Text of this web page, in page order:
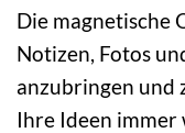
Die magnetische
Notizen, Fotos
anzubringen und
Ihre Ideen immer